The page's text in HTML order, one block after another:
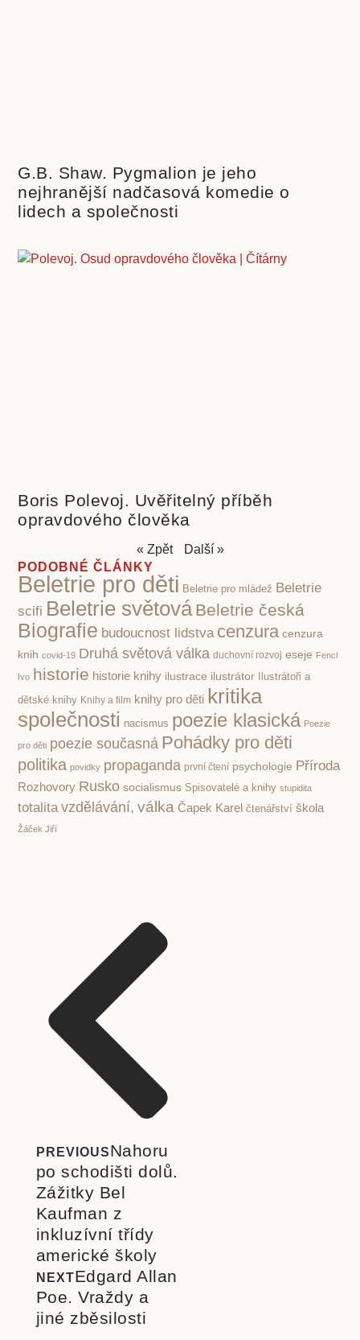
G.B. Shaw. Pygmalion je jeho
nejhranější nadčasová komedie o
lidech a společnosti
Boris Polevoj. Uvěřitelný příběh
opravdového člověka
« Zpět
Další »
PODOBNÉ ČLÁNKY
Beletrie pro děti Beletrie pro mládež Beletrie
scifi Beletrie světováBeletrie česká
Biografie budoucnost lidstva cenzura cenzura
knih covid-19 Druhá světová válka duchovní rozvoj eseje Fencl
Ivo historie historie knihy ilustrace ilustrátor
Ilustrátoři a
dětské knihy Knihy a film knihy pro děti kritika
společnosti nacismus poezie klasická Poezie
pro děti poezie současná Pohádky pro děti
politika povidky propaganda první čtení psychologie Příroda
Rozhovory Rusko socialismus Spisovatelé a knihy stupidita
totalita vzdělávání, válka Čapek Karel čtenářství škola
Žáček Jiří
PREVIOUSNahoru
po schodišti dolů.
Zážitky Bel
Kaufman z
inkluzívní třídy
americké školy
NEXTEdgard Allan
Poe. Vraždy a
jiné zběsilosti